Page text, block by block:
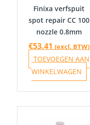
Finixa verfspuit
spot repair CC 100
nozzle 0.8mm
€53.41 (excl. BTW)
TOEVOEGEN AAN
WINKELWAGEN